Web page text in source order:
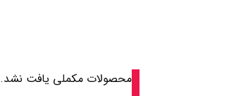
محصولات مکملی یافت نشد.